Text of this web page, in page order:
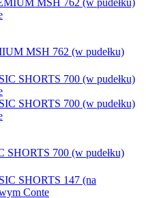
MSH 762 (w pudełku)
SHORTS 700 (w pudełku)